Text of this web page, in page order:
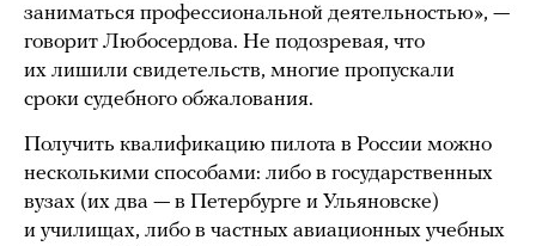
заниматься профессиональной деятельностью», —
говорит Любосердова. Не подозревая, что
их лишили свидетельств, многие пропускали
сроки судебного обжалования.
Получить квалификацию пилота в России можно
несколькими способами: либо в государственных
вузах (их два — в Петербурге и Ульяновске)
и училищах, либо в частных авиационных учебных